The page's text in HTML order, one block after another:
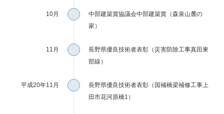
10月
中部建築賞協議会中部建築賞（森泉山麓の
家）
11月
長野県優良技術者表彰（災害防除工事真田東
部線）
平成20年11月
長野県優良技術者表彰（国補橋梁補修工事上
田市花河原橋1）